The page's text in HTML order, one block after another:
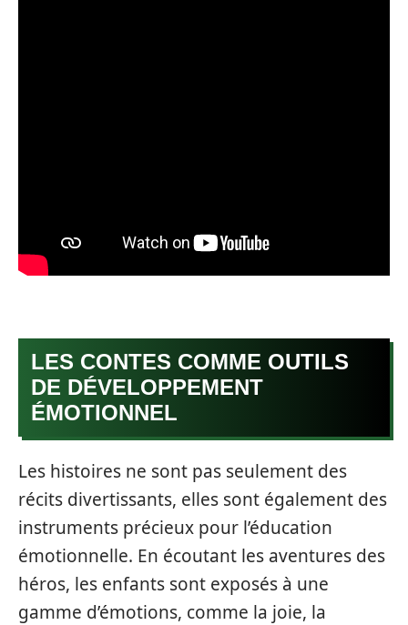
LES CONTES COMME OUTILS
DE DÉVELOPPEMENT
ÉMOTIONNEL
Les histoires ne sont pas seulement des
récits divertissants, elles sont également des
instruments précieux pour l’éducation
émotionnelle. En écoutant les aventures des
héros, les enfants sont exposés à une
gamme d’émotions, comme la joie, la